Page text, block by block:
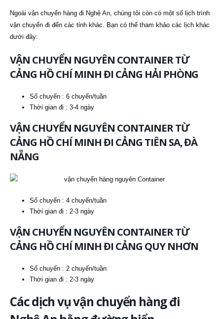
Ngoài vận chuyển hàng đi Nghệ An, chúng tôi còn có một số lịch trình
vận chuyển đi đến các tỉnh khác. Bạn có thể tham khảo các lịch khác
dưới đây:
VẬN CHUYỂN NGUYÊN CONTAINER TỪ
CẢNG HỒ CHÍ MINH ĐI CẢNG HẢI PHÒNG
Số chuyến : 6 chuyến/tuần
Thời gian đi : 3-4 ngày
VẬN CHUYỂN NGUYÊN CONTAINER TỪ
CẢNG HỒ CHÍ MINH ĐI CẢNG TIÊN SA, ĐÀ
NẴNG
Số chuyến : 4 chuyến/tuần
Thời gian đi : 2-3 ngày
VẬN CHUYỂN NGUYÊN CONTAINER TỪ
CẢNG HỒ CHÍ MINH ĐI CẢNG QUY NHƠN
Số chuyến : 2 chuyến/tuần
Thời gian đi : 2-3 ngày
Các dịch vụ vận chuyển hàng đi